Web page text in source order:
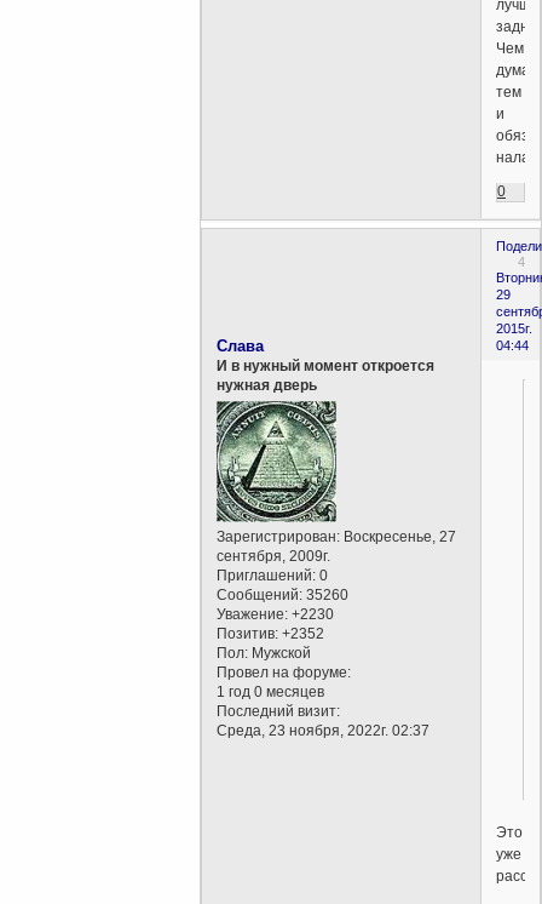
лучше
Чем
тем
и
0
4
29
2015г.
04:44
Слава
И в нужный момент откроется
нужная дверь
Зарегистрирован: Воскресенье, 27
сентября, 2009г.
Приглашений: 0
Сообщений: 35260
Уважение: +2230
Позитив: +2352
Пол: Мужской
Провел на форуме:
1 год 0 месяцев
Последний визит:
Среда, 23 ноября, 2022г. 02:37
Это
уже